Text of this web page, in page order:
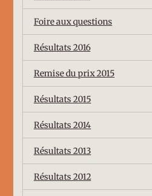
Foire aux questions
Résultats 2016
Remise du prix 2015
Résultats 2015
Résultats 2014
Résultats 2013
Résultats 2012